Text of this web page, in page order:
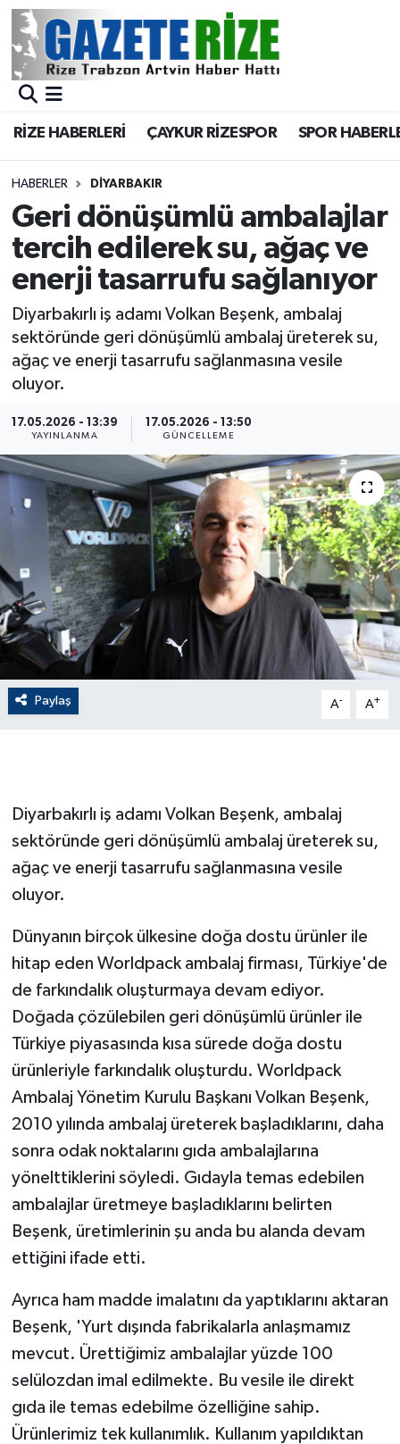
RİZE HABERLERİ ÇAYKUR RİZESPOR SPOR
HABERLER DIYARBAKIR
Geri dönüşümlü ambalajlar
tercih edilerek su, ağaç ve
enerji tasarrufu sağlanıyor
Diyarbakırlı iş adamı Volkan Beşenk, ambalaj
sektöründe geri dönüşümlü ambalaj üreterek su,
ağaç ve enerji tasarrufu sağlanmasına vesile
oluyor.
17.05.2026 - 13:39
YAYINLANMA
17.05.2026 - 13:50
GÜNCELLEME
Paylaş A- A+
Diyarbakırlı iş adamı Volkan Beşenk, ambalaj
sektöründe geri dönüşümlü ambalaj üreterek su,
ağaç ve enerji tasarrufu sağlanmasına vesile
oluyor.
Dünyanın birçok ülkesine doğa dostu ürünler ile
hitap eden Worldpack ambalaj firması, Türkiye'de
de farkındalık oluşturmaya devam ediyor.
Doğada çözülebilen geri dönüşümlü ürünler ile
Türkiye piyasasında kısa sürede doğa dostu
ürünleriyle farkındalık oluşturdu. Worldpack
Ambalaj Yönetim Kurulu Başkanı Volkan Beşenk,
2010 yılında ambalaj üreterek başladıklarını, daha
sonra odak noktalarını gıda ambalajlarına
yönelttiklerini söyledi. Gıdayla temas edebilen
ambalajlar üretmeye başladıklarını belirten
Beşenk, üretimlerinin şu anda bu alanda devam
ettiğini ifade etti.
Ayrıca ham madde imalatını da yaptıklarını aktaran
Beşenk, 'Yurt dışında fabrikalarla anlaşmamız
mevcut. Ürettiğimiz ambalajlar yüzde 100
selülozdan imal edilmekte. Bu vesile ile direkt
gıda ile temas edebilme özelliğine sahip.
Ürünlerimiz tek kullanımlık. Kullanım yapıldıktan
BÖLGEMİZ
Asayiş
Rize Jandarma Komutanlığı
Bilim Teknoloji
Bölge
Advertising news
Canlı Maç
ÇEVRE
Dış Haberler
Dünya
EĞİTİM
EKONOMİ
English News
Finans
GENEL
Güvenlik
İNSAN
İş Dünyası
Jandarma
Kadın
KÜLTÜR SANAT
MAGAZİN
Otomobil
POLİTİKA
Sağlık
SİYASET
Merkez Nöbetçi Eczaneler
Merkez Trafik Yoğunluk Haritası
Süper Lig Puan Durumu ve Fikstür
Tüm Manşetler
Son Dakika Haberleri
Haber Arşivi